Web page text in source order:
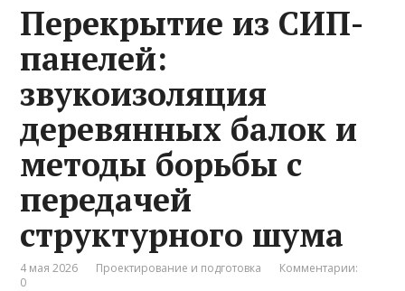
Перекрытие из СИП-
панелей:
звукоизоляция
деревянных балок и
методы борьбы с
передачей
структурного шума
4 мая 2026 Проектирование и подготовка
Комментарии:
0